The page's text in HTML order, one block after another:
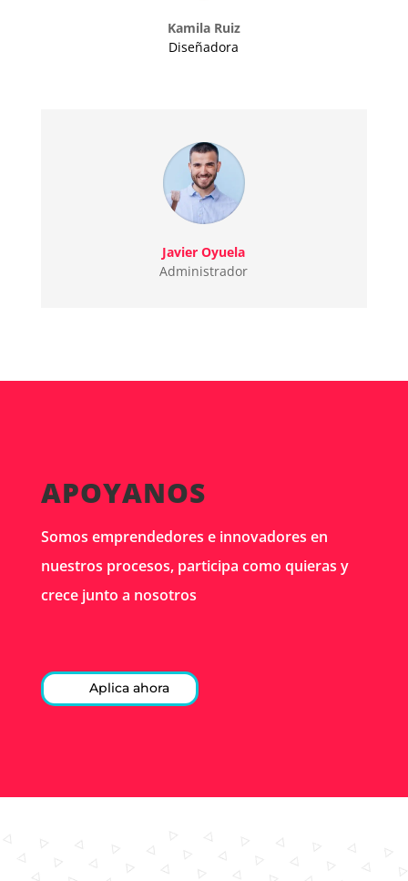
Kamila Ruiz
Diseñadora
Javier Oyuela
Administrador
APOYANOS
Somos emprendedores e innovadores en
nuestros procesos, participa como quieras y
crece junto a nosotros
Aplica ahora